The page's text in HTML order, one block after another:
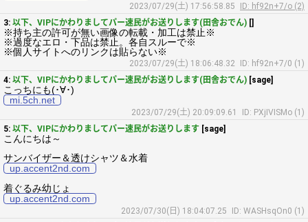
2023/07/29(土) 17:56:58.85
ID: hf92n+7/o (2)
3: 以下、VIPにかわりましてパー速民がお送りします(田舎おでん) []
※持ち主の許可が無い画像の転載・加工は禁止※
※過度なエロ・下品は禁止。各自スルーで※
※個人サイトへのリンクは貼らない※
2023/07/29(土) 18:06:48.32
ID: hf92n+7/0 (1)
4: 以下、VIPにかわりましてパー速民がお送りします(田舎おでん) [sage]
こっちにも(･∀･)
mi.5ch.net
2023/07/29(土) 20:09:09.61
ID: PXjIVISMo (1)
5: 以下、VIPにかわりましてパー速民がお送りします [sage]
こんにちは～
サンバイザー＆透けシャツ＆水着
up.accent2nd.com
着ぐるみ幼じょ
up.accent2nd.com
2023/07/30(日) 18:04:07.25
ID: WASHsqOn0 (1)